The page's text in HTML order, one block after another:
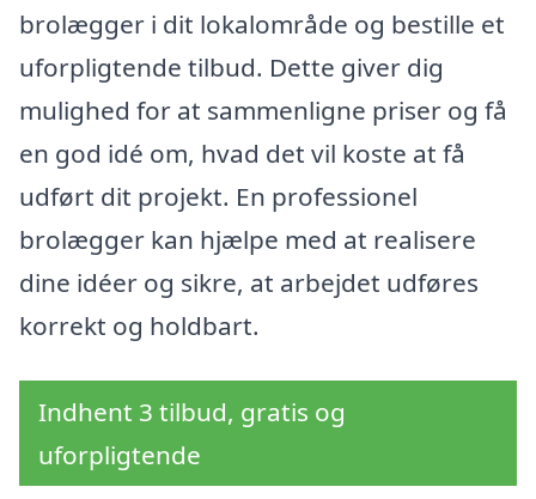
brolægger i dit lokalområde og bestille et
uforpligtende tilbud. Dette giver dig
mulighed for at sammenligne priser og få
en god idé om, hvad det vil koste at få
udført dit projekt. En professionel
brolægger kan hjælpe med at realisere
dine idéer og sikre, at arbejdet udføres
korrekt og holdbart.
Indhent 3 tilbud, gratis og
uforpligtende